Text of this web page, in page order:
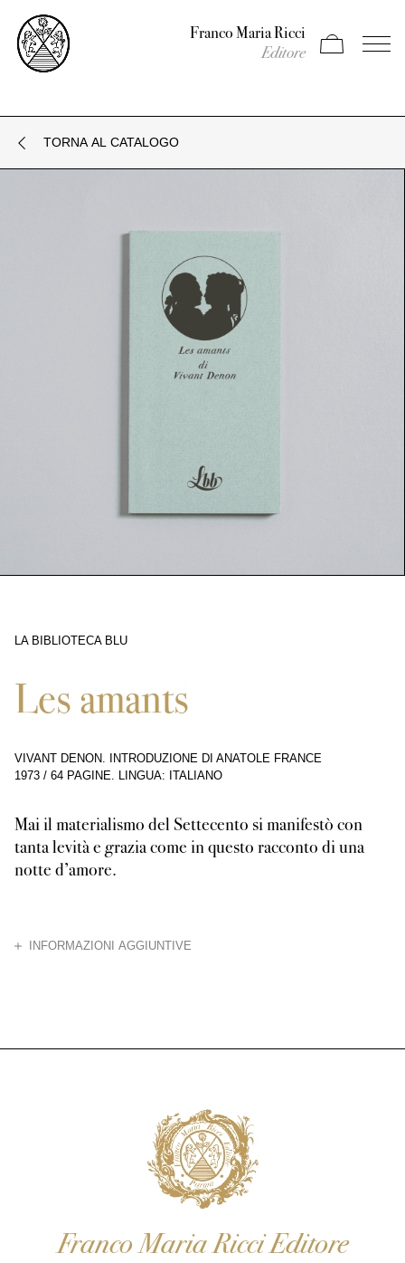
Franco Maria Ricci
Editore Apri carrello
Apri il
TORNA AL CATALOGO
LA BIBLIOTECA BLU
Les amants
VIVANT DENON. INTRODUZIONE DI ANATOLE FRANCE
1973 / 64 PAGINE. LINGUA: ITALIANO
Mai il materialismo del Settecento si manifestò con
tanta levità e grazia come in questo racconto di una
notte d’amore.
INFORMAZIONI AGGIUNTIVE
Franco Maria Ricci Editore